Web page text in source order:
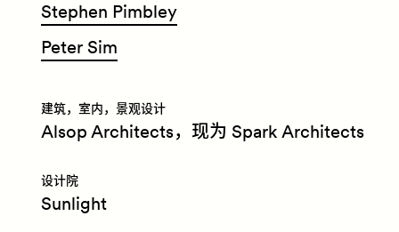
Stephen Pimbley
Peter Sim
建筑，室内，景观设计
Alsop Architects，现为 Spark Architects
设计院
Sunlight